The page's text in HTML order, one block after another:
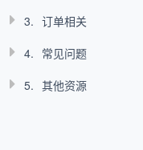
3. 订单相关
4. 常见问题
5. 其他资源